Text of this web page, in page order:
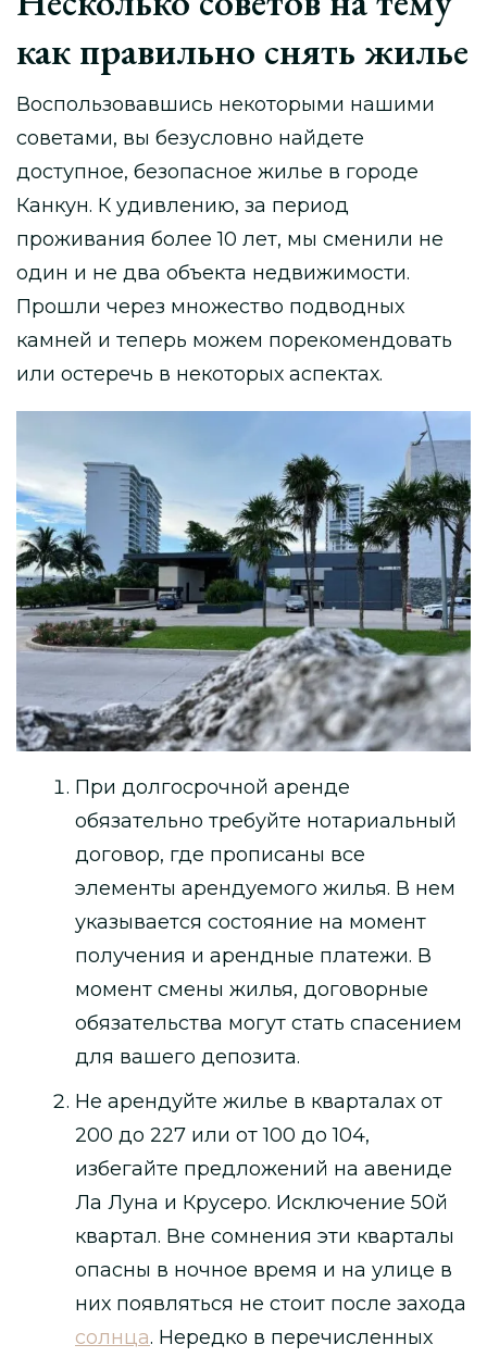
как правильно снять жилье
Воспользовавшись некоторыми нашими
советами, вы безусловно найдете
доступное, безопасное жилье в городе
Канкун. К удивлению, за период
проживания более 10 лет, мы сменили не
один и не два объекта недвижимости.
Прошли через множество подводных
камней и теперь можем порекомендовать
или остеречь в некоторых аспектах.
При долгосрочной аренде
обязательно требуйте нотариальный
договор, где прописаны все
элементы арендуемого жилья. В нем
указывается состояние на момент
получения и арендные платежи. В
момент смены жилья, договорные
обязательства могут стать спасением
для вашего депозита.
Не арендуйте жилье в кварталах от
200 до 227 или от 100 до 104,
избегайте предложений на авениде
Ла Луна и Крусеро. Исключение 50й
квартал. Вне сомнения эти кварталы
опасны в ночное время и на улице в
них появляться не стоит после захода
солнца. Нередко в перечисленных